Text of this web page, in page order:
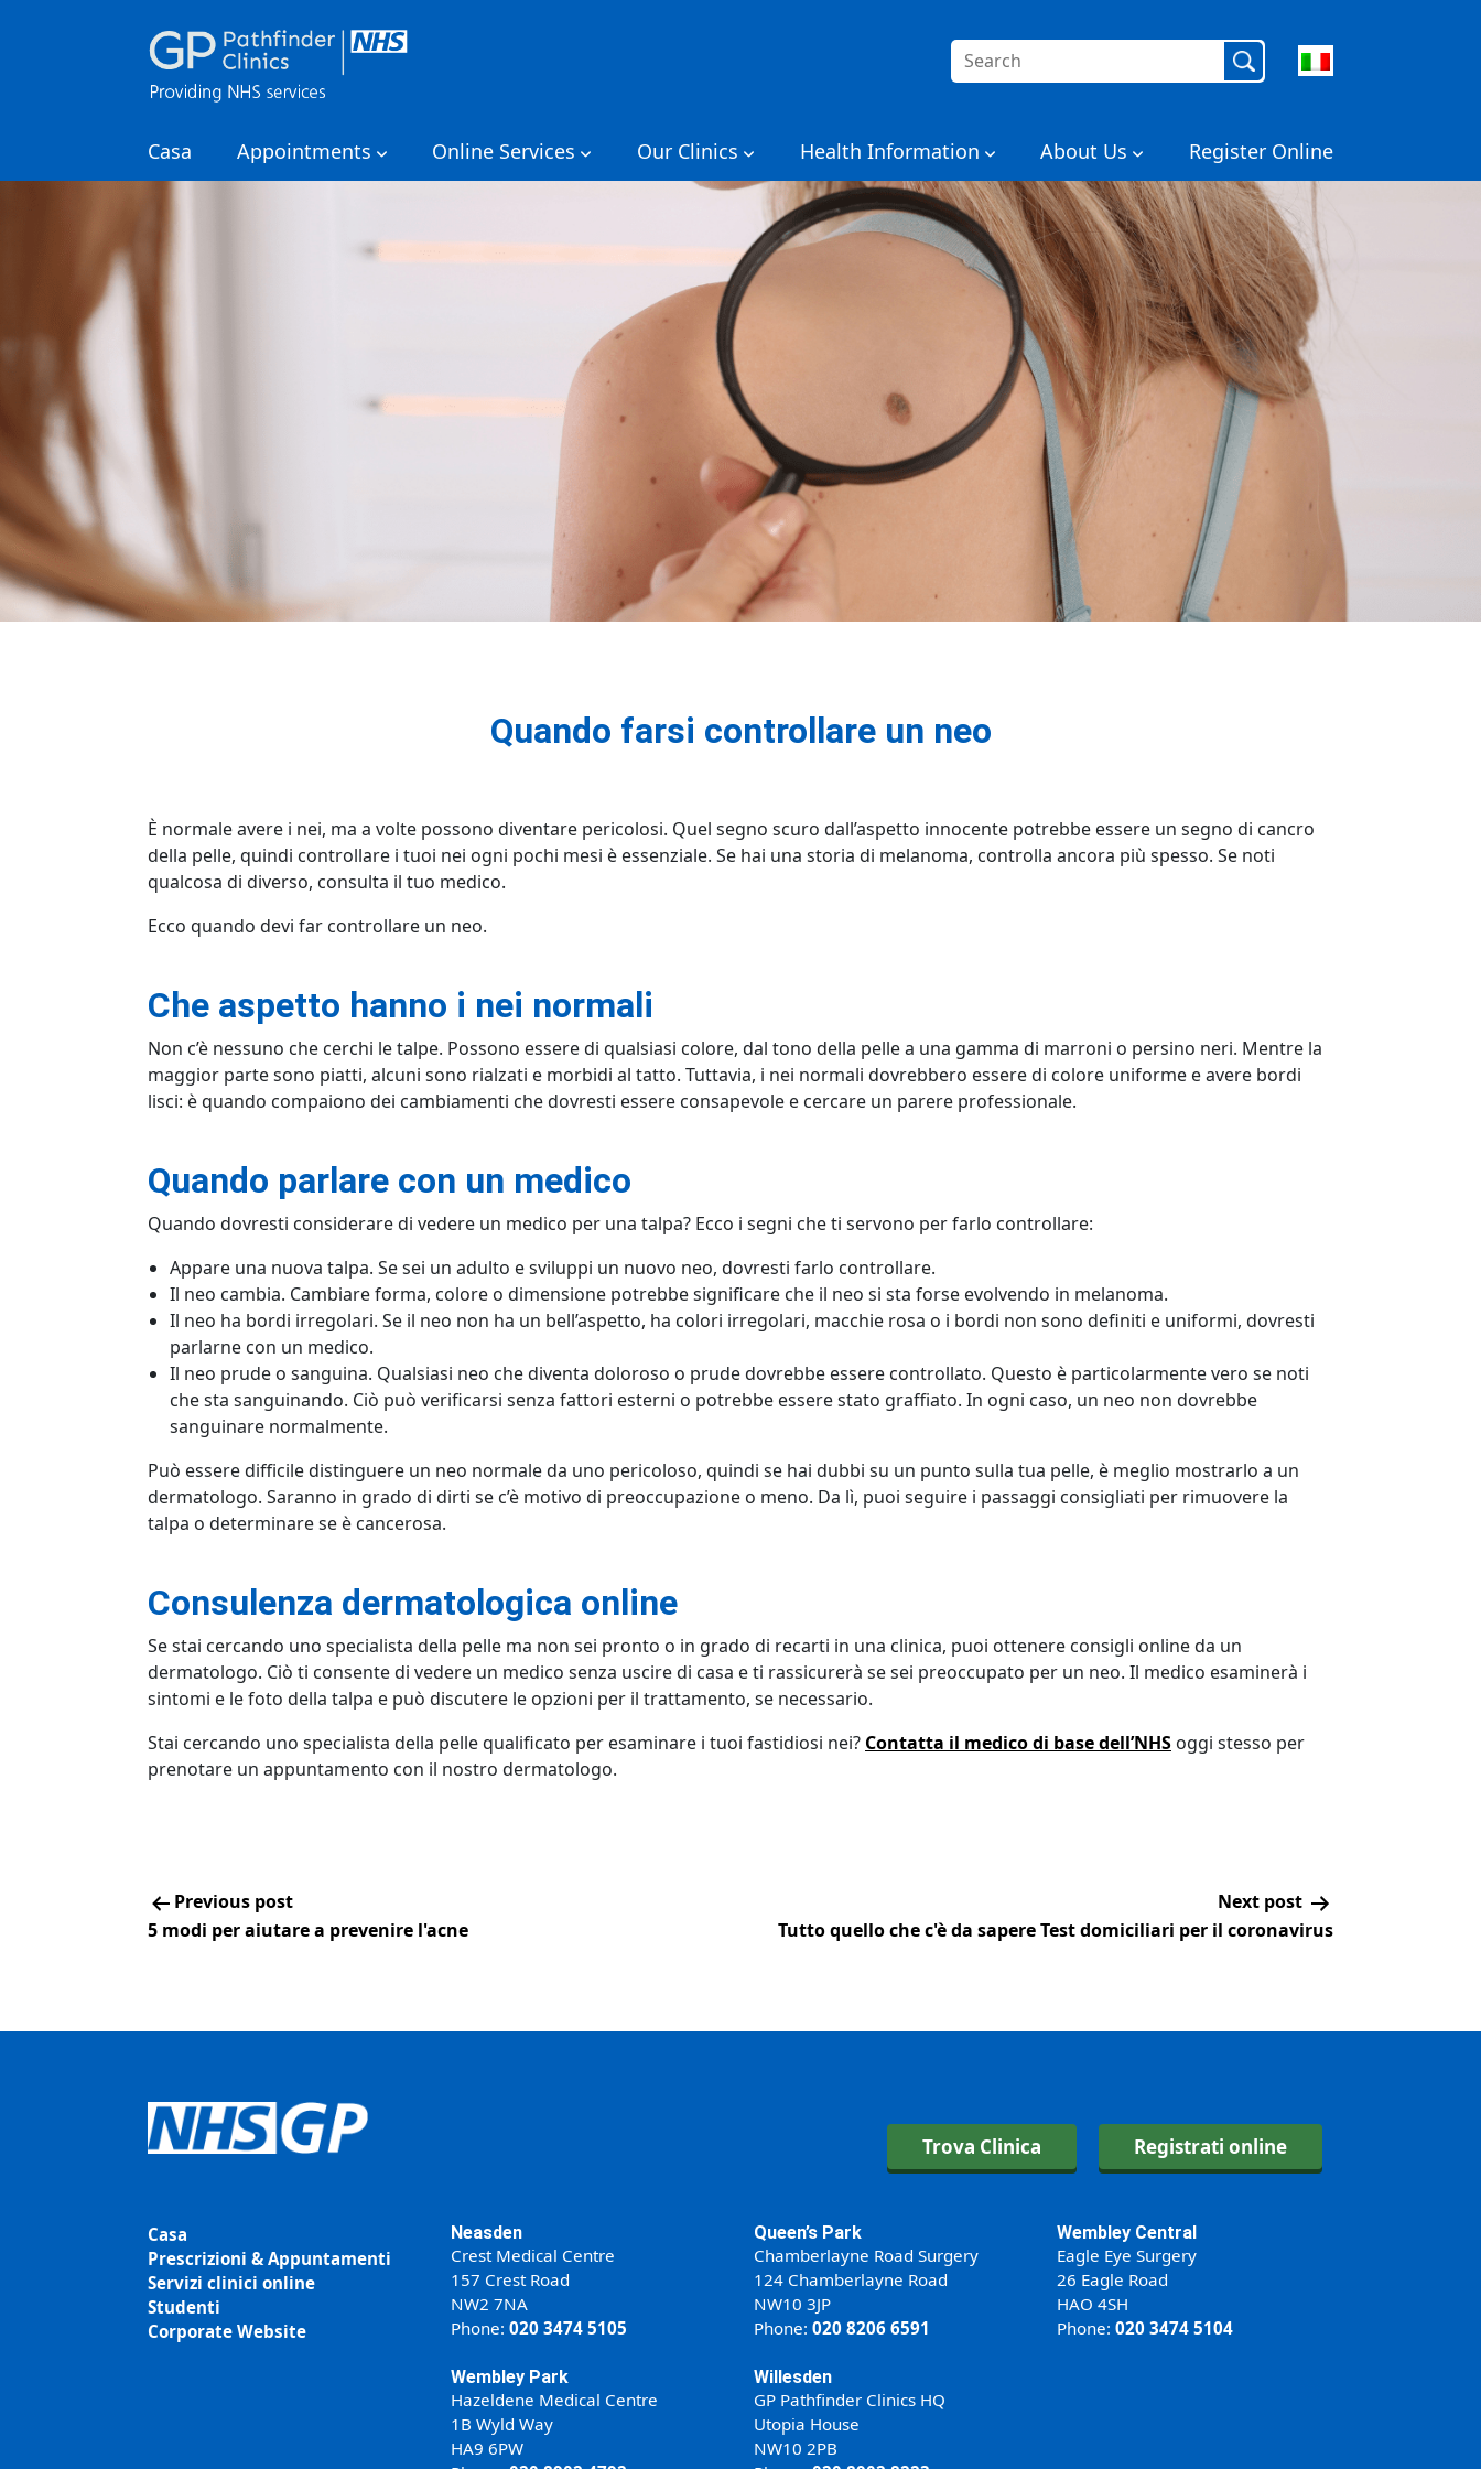
Ricerca
per:
Casa Appointments Online Services Our Clinics Health Information About Us Register Online
Quando farsi controllare un neo
È normale avere i nei, ma a volte possono diventare pericolosi. Quel segno scuro dall’aspetto innocente potrebbe essere un segno di cancro
della pelle, quindi controllare i tuoi nei ogni pochi mesi è essenziale. Se hai una storia di melanoma, controlla ancora più spesso. Se noti
qualcosa di diverso, consulta il tuo medico.
Ecco quando devi far controllare un neo.
Che aspetto hanno i nei normali
Non c’è nessuno che cerchi le talpe. Possono essere di qualsiasi colore, dal tono della pelle a una gamma di marroni o persino neri. Mentre la
maggior parte sono piatti, alcuni sono rialzati e morbidi al tatto. Tuttavia, i nei normali dovrebbero essere di colore uniforme e avere bordi
lisci: è quando compaiono dei cambiamenti che dovresti essere consapevole e cercare un parere professionale.
Quando parlare con un medico
Quando dovresti considerare di vedere un medico per una talpa? Ecco i segni che ti servono per farlo controllare:
Appare una nuova talpa. Se sei un adulto e sviluppi un nuovo neo, dovresti farlo controllare.
Il neo cambia. Cambiare forma, colore o dimensione potrebbe significare che il neo si sta forse evolvendo in melanoma.
Il neo ha bordi irregolari. Se il neo non ha un bell’aspetto, ha colori irregolari, macchie rosa o i bordi non sono definiti e uniformi, dovresti
parlarne con un medico.
Il neo prude o sanguina. Qualsiasi neo che diventa doloroso o prude dovrebbe essere controllato. Questo è particolarmente vero se noti
che sta sanguinando. Ciò può verificarsi senza fattori esterni o potrebbe essere stato graffiato. In ogni caso, un neo non dovrebbe
sanguinare normalmente.
Può essere difficile distinguere un neo normale da uno pericoloso, quindi se hai dubbi su un punto sulla tua pelle, è meglio mostrarlo a un
dermatologo. Saranno in grado di dirti se c’è motivo di preoccupazione o meno. Da lì, puoi seguire i passaggi consigliati per rimuovere la
talpa o determinare se è cancerosa.
Consulenza dermatologica online
Se stai cercando uno specialista della pelle ma non sei pronto o in grado di recarti in una clinica, puoi ottenere consigli online da un
dermatologo. Ciò ti consente di vedere un medico senza uscire di casa e ti rassicurerà se sei preoccupato per un neo. Il medico esaminerà i
sintomi e le foto della talpa e può discutere le opzioni per il trattamento, se necessario.
Stai cercando uno specialista della pelle qualificato per esaminare i tuoi fastidiosi nei? Contatta il medico di base dell’NHS oggi stesso per
prenotare un appuntamento con il nostro dermatologo.
Previous post
5 modi per aiutare a prevenire l'acne
Next post
Tutto quello che c'è da sapere Test domiciliari per il coronavirus
Trova Clinica Registrati online
Casa
Prescrizioni & Appuntamenti
Servizi clinici online
Studenti
Corporate Website
Neasden
Crest Medical Centre
157 Crest Road
NW2 7NA
Phone: 020 3474 5105
Queen’s Park
Chamberlayne Road Surgery
124 Chamberlayne Road
NW10 3JP
Phone: 020 8206 6591
Wembley Central
Eagle Eye Surgery
26 Eagle Road
HAO 4SH
Phone: 020 3474 5104
Wembley Park
Hazeldene Medical Centre
1B Wyld Way
HA9 6PW
Willesden
GP Pathfinder Clinics HQ
Utopia House
NW10 2PB